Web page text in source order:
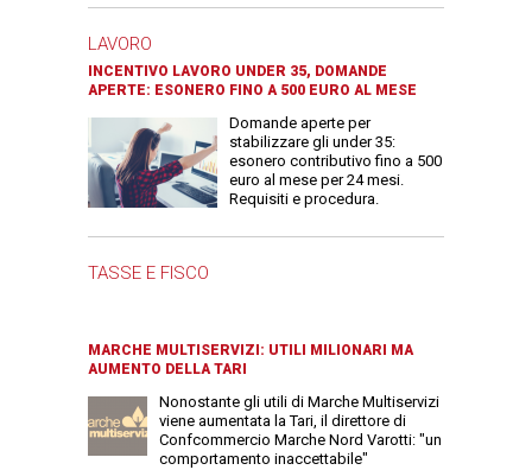
LAVORO
INCENTIVO LAVORO UNDER 35, DOMANDE
APERTE: ESONERO FINO A 500 EURO AL MESE
Domande aperte per
stabilizzare gli under 35:
esonero contributivo fino a 500
euro al mese per 24 mesi.
Requisiti e procedura.
TASSE E FISCO
MARCHE MULTISERVIZI: UTILI MILIONARI MA
AUMENTO DELLA TARI
Nonostante gli utili di Marche Multiservizi
viene aumentata la Tari, il direttore di
Confcommercio Marche Nord Varotti: "un
comportamento inaccettabile"